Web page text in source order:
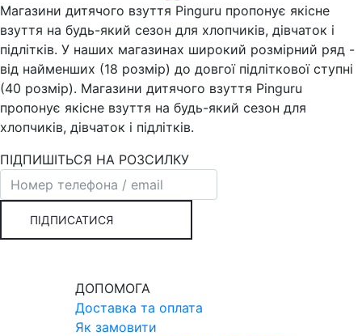
Магазини дитячого взуття Pinguru пропонує якісне
взуття на будь-який сезон для хлопчиків, дівчаток і
підлітків. У наших магазинах широкий розмірний ряд -
від найменших (18 розмір) до довгої підліткової ступні
(40 розмір). Магазини дитячого взуття Pinguru
пропонує якісне взуття на будь-який сезон для
хлопчиків, дівчаток і підлітків.
ПІДПИШІТЬСЯ НА РОЗСИЛКУ
ПІДПИСАТИСЯ
ДОПОМОГА
Доставка та оплата
Як замовити